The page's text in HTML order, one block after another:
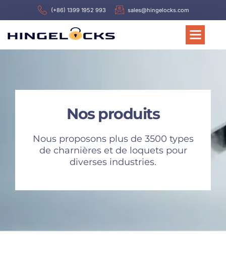
(+86) 1399 1952 993 sales@hingelocks.com
Nos produits
Nous proposons plus de 3500 types
de charnières et de loquets pour
diverses industries.